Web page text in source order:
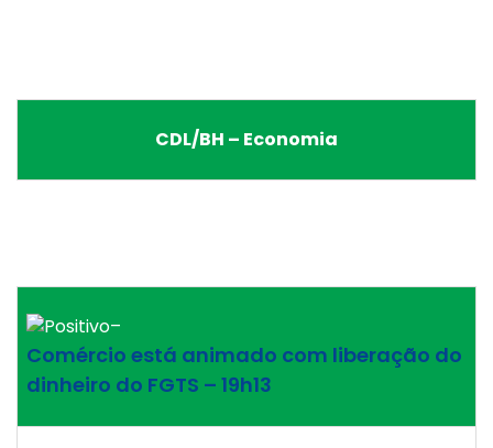
CDL/BH – Economia
–
Comércio está animado com liberação do
dinheiro do FGTS – 19h13